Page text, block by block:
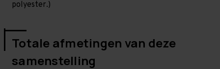
polyester.)
Totale afmetingen van deze
samenstelling